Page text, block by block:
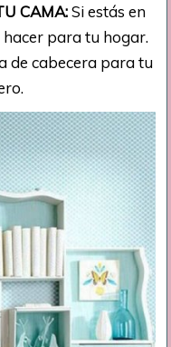
CAMA:Si estás en
para tu hogar.
de cabecera para tu